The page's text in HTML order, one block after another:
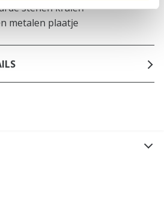
stenen kralen
metalen plaatje